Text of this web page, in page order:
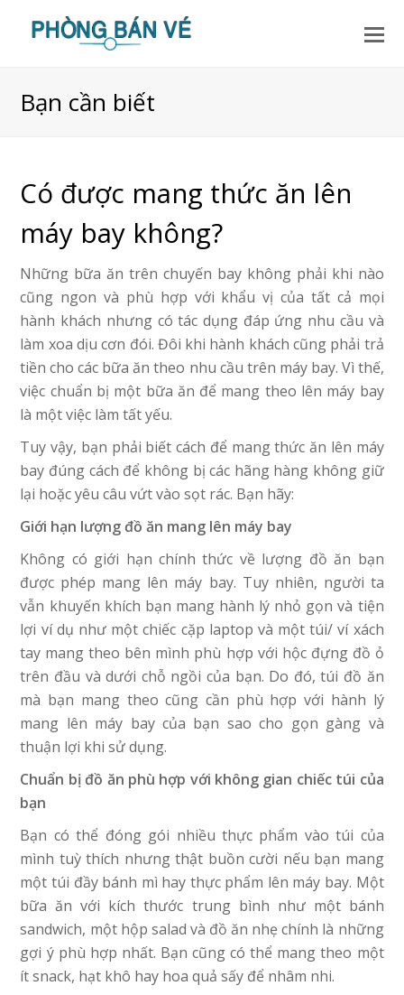
Bạn cần biết
Có được mang thức ăn lên
máy bay không?
Những bữa ăn trên chuyến bay không phải khi nào
cũng ngon và phù hợp với khẩu vị của tất cả mọi
hành khách nhưng có tác dụng đáp ứng nhu cầu và
làm xoa dịu cơn đói. Đôi khi hành khách cũng phải trả
tiền cho các bữa ăn theo nhu cầu trên máy bay. Vì thế,
việc chuẩn bị một bữa ăn để mang theo lên máy bay
là một việc làm tất yếu.
Tuy vậy, bạn phải biết cách để mang thức ăn lên máy
bay đúng cách để không bị các hãng hàng không giữ
lại hoặc yêu câu vứt vào sọt rác. Bạn hãy:
Giới hạn lượng đồ ăn mang lên máy bay
Không có giới hạn chính thức về lượng đồ ăn bạn
được phép mang lên máy bay. Tuy nhiên, người ta
vẫn khuyến khích bạn mang hành lý nhỏ gọn và tiện
lợi ví dụ như một chiếc cặp laptop và một túi/ ví xách
tay mang theo bên mình phù hợp với hộc đựng đồ ỏ
trên đầu và dưới chỗ ngồi của bạn. Do đó, túi đồ ăn
mà bạn mang theo cũng cần phù hợp với hành lý
mang lên máy bay của bạn sao cho gọn gàng và
thuận lợi khi sử dụng.
Chuẩn bị đồ ăn phù hợp với không gian chiếc túi của
bạn
Bạn có thể đóng gói nhiều thực phẩm vào túi của
mình tuỳ thích nhưng thật buồn cười nếu bạn mang
một túi đầy bánh mì hay thực phẩm lên máy bay. Một
bữa ăn với kích thước trung bình như một bánh
sandwich, một hộp salad và đồ ăn nhẹ chính là những
gợi ý phù hợp nhất. Bạn cũng có thể mang theo một
ít snack, hạt khô hay hoa quả sấy để nhâm nhi.